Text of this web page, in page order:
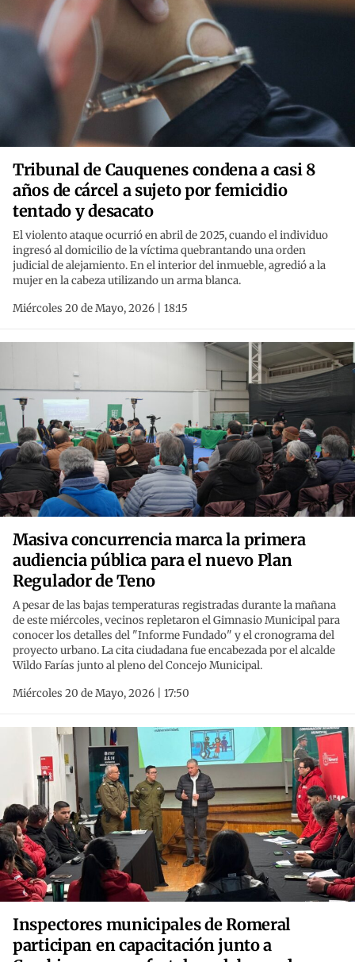
Tribunal de Cauquenes condena a casi 8
años de cárcel a sujeto por femicidio
tentado y desacato
El violento ataque ocurrió en abril de 2025, cuando el individuo
ingresó al domicilio de la víctima quebrantando una orden
judicial de alejamiento. En el interior del inmueble, agredió a la
mujer en la cabeza utilizando un arma blanca.
Miércoles 20 de Mayo, 2026 | 18:15
Masiva concurrencia marca la primera
audiencia pública para el nuevo Plan
Regulador de Teno
A pesar de las bajas temperaturas registradas durante la mañana
de este miércoles, vecinos repletaron el Gimnasio Municipal para
conocer los detalles del "Informe Fundado" y el cronograma del
proyecto urbano. La cita ciudadana fue encabezada por el alcalde
Wildo Farías junto al pleno del Concejo Municipal.
Miércoles 20 de Mayo, 2026 | 17:50
Inspectores municipales de Romeral
participan en capacitación junto a